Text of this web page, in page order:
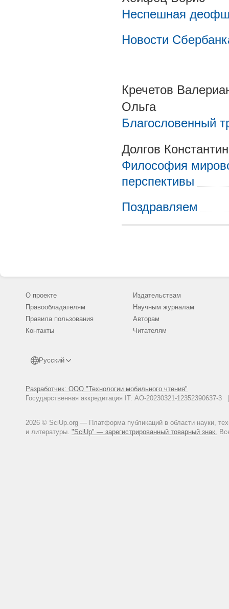
Неспешная
Новости
Кречетов
Ольга
Благословенный
Долгов Константин
Философия
перспективы
Поздравляем
О проекте
Правообладателям
Правила пользования
Контакты
Русский
Разработчик: ООО "Технологии мобильного чтения"
Государственная аккредитация IT: АО-20230321-
2026 © SciUp.org — Платформа публикаций в области науки,
и литературы. "SciUp" — зарегистрированный товарный знак.
Издательствам
Научным журналам
Авторам
Читателям